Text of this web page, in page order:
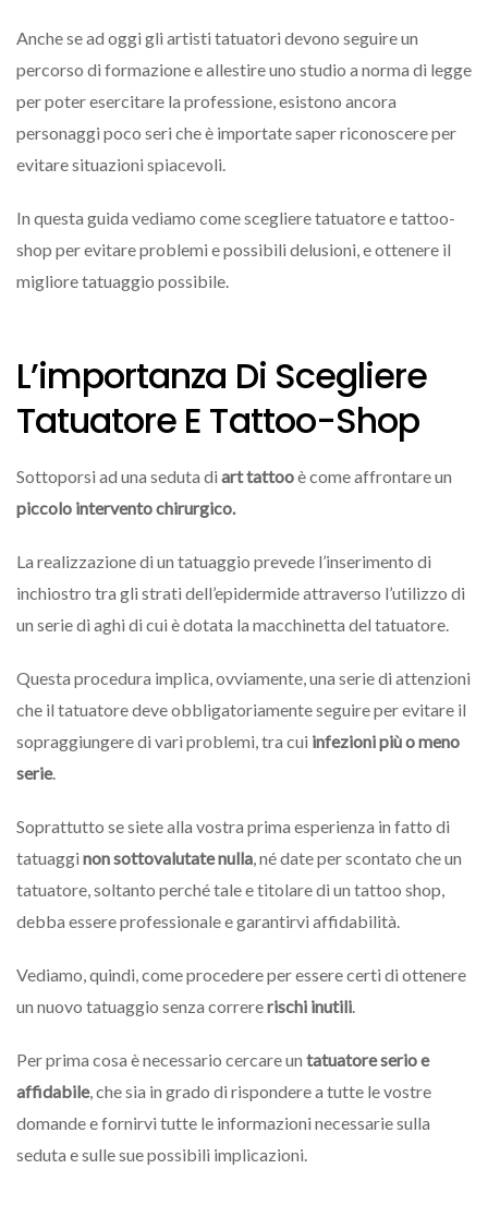
Anche se ad oggi gli artisti tatuatori devono seguire un
percorso di formazione e allestire uno studio a norma di legge
per poter esercitare la professione, esistono ancora
personaggi poco seri che è importate saper riconoscere per
evitare situazioni spiacevoli.
In questa guida vediamo come scegliere tatuatore e tattoo-
shop per evitare problemi e possibili delusioni, e ottenere il
migliore tatuaggio possibile.
L’importanza Di Scegliere
Tatuatore E Tattoo-Shop
Sottoporsi ad una seduta di art tattooè come affrontare un
piccolo intervento chirurgico.
La realizzazione di un tatuaggio prevede l’inserimento di
inchiostro tra gli strati dell’epidermide attraverso l’utilizzo di
un serie di aghi di cui è dotata la macchinetta del tatuatore.
Questa procedura implica, ovviamente, una serie di attenzioni
che il tatuatore deve obbligatoriamente seguire per evitare il
sopraggiungere di vari problemi, tra cui infezioni più o meno
serie.
Soprattutto se siete alla vostra prima esperienza in fatto di
tatuaggi non sottovalutate nulla, né date per scontato che un
tatuatore, soltanto perché tale e titolare di un tattoo shop,
debba essere professionale e garantirvi affidabilità.
Vediamo, quindi, come procedere per essere certi di ottenere
un nuovo tatuaggio senza corrererischi inutili.
Per prima cosa è necessario cercare un tatuatore serio e
affidabile, che sia in grado di rispondere a tutte le vostre
domande e fornirvi tutte le informazioni necessarie sulla
seduta e sulle sue possibili implicazioni.